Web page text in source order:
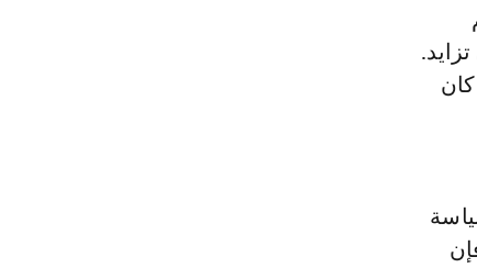
كان